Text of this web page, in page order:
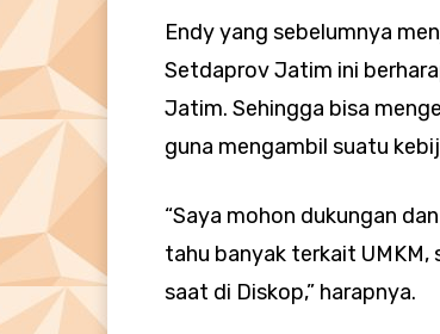
Endy yang sebelumnya
Setdaprov Jatim ini
Jatim. Sehingga bisa
guna mengambil suatu
“Saya mohon dukungan
tahu banyak terkait
saat di Diskop,” harapnya.